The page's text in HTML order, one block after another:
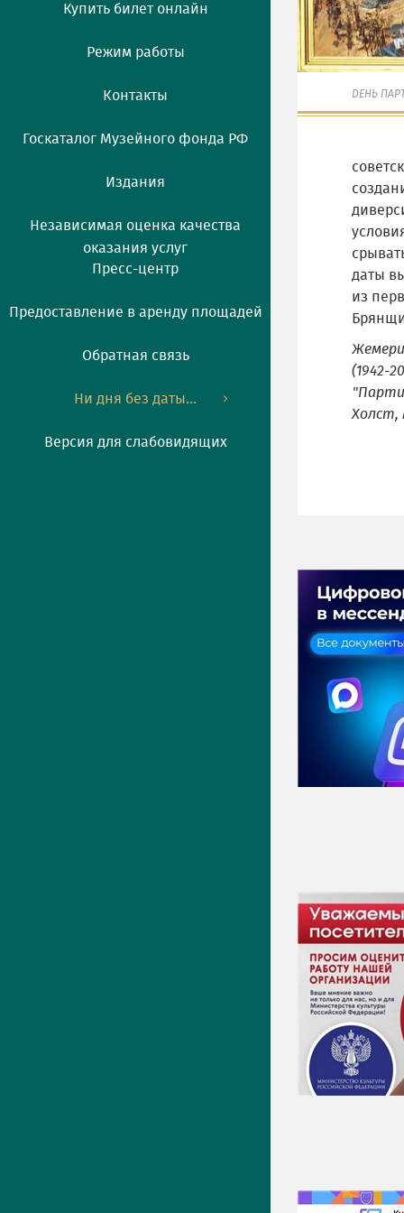
Купить билет онлайн
Режим работы
Контакты
Госкаталог Музейного фонда РФ
Издания
Независимая оценка качества
оказания услуг
Пресс-центр
Предоставление в аренду площадей
Обратная связь
Ни дня без даты...
Версия для слабовидящих
ДЕНЬ
даты
из
(1942-
Холст,